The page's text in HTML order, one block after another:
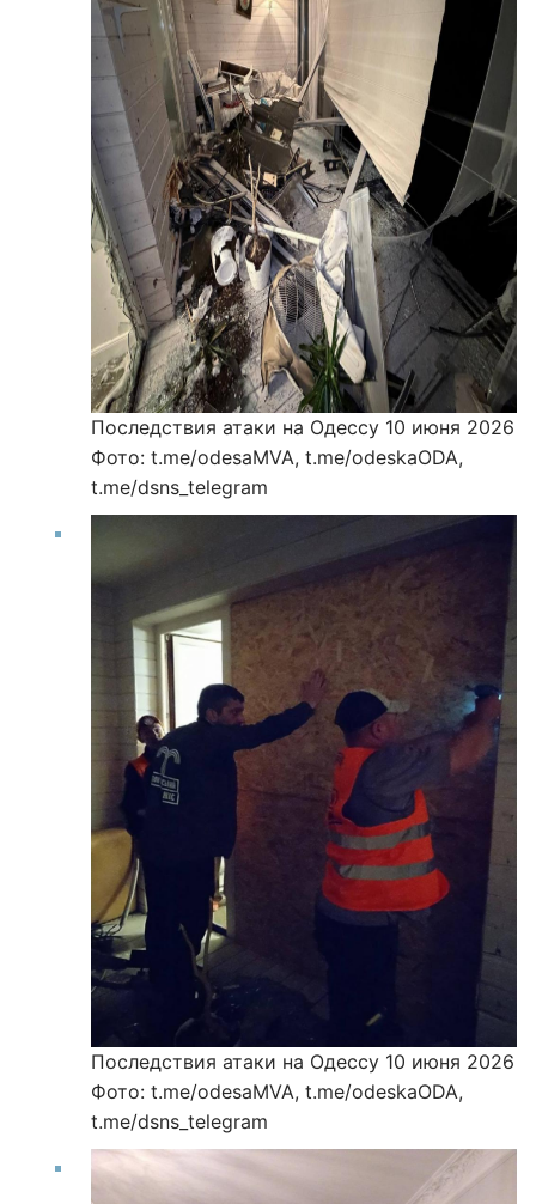
Последствия атаки на Одессу 10 июня 2026
Фото: t.me/odesaMVA, t.me/odeskaODA,
t.me/dsns_telegram
Последствия атаки на Одессу 10 июня 2026
Фото: t.me/odesaMVA, t.me/odeskaODA,
t.me/dsns_telegram